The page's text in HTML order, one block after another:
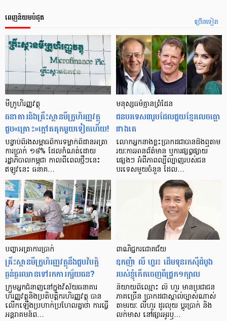
ច្រើនទៀត
ពេញនិយមបំផុត
មីក្រូ​ហិរញ្ញវត្ថុ
ធនាគារ​និង​គ្រឹះស្ថាន​មីក្រូ​ហិរញ្ញវត្ថុ​
ជួប«គ្រោះ»ក្តៅ​គគុក​មួយ​ទៀត​ហើយ!
បន្ទាប់​ពី​រង​សម្ពាធ​​ពី​ការ​ទម្លាក់​ពិដាន​អត្រា​
ការ​ប្រាក់ ១៨​% ដែល​កំណត់​ដោយ​
រដ្ឋាភិបាល​កម្ពុជា កាល​ពី​ពេល​ថ្មីៗ​នេះ
ឥឡូវ​នេះ ធនាគ…
មនុស្ស​ធម៌​គ្មាន​ព្រំដែន
ជន​បរទេស​៣​រូប​ដែល​ជួយ​ខ្មែរ​លេច​ធ្លោ​
ជាង​គេ
លោកអ្នក​នាង​ខ្លះ​ប្រាកដ​ជា​បាន​​ដឹង​ឮ​តាម​
រយៈ​ការ​អាន​ព័ត៌មាន ឬ​ការ​ផ្សព្វផ្សាយ​
ផ្សេងៗ អំពី​ភាព​ល្បីល្បាញ​របស់​ជន​
បរទេស​មួយ​ចំនួន ដែល…
បញ្ហា​អត្រា​ការប្រាក់
គ្រឹះស្ថាន​មីក្រូ​ហិរញ្ញវត្ថុ​នឹង​ជួប​វិបត្តិ​
ធ្ងន់ធ្ងរ​ឈាន​ទៅ​រក​ការ​ក្ស័យធន?
ក្រុម​អ្នក​ជំនាញ​នៅ​ក្នុង​វិស័យ​ធនាគារ
ហិរញ្ញវត្ថុ​និង​ប្រតិបត្តិករ​ហិរញ្ញ​វត្ថុ បាន​​
លើក​ឡើង​ប្រហាក់​ប្រហែល​គ្នា​ថា ការ​ធ្វើ​
អន្តរាគមន៍​ព…
ពាណិជ្ជករជោគជ័យ
ឧកញ៉ា លី ហួរ៖ ដើមទុនរកស៊ីដំបូង
របស់ខ្ញុំកើតចេញពីជ្រូក១ក្បាល
និយាយ​ពី​ឈ្មោះ លី ហួរ មាន​ប្រជាជន​
ភាគ​ច្រើន ប្រាកដ​ជា​ស្គាល់​ច្បាស់​ណាស់
តាមរយៈ លីហួរ ដូរ​លុយ ប្តូរ​បា្រក់ និង​
លក់​មាស នៅ​ផ្សារ​អូរ​ឫ…